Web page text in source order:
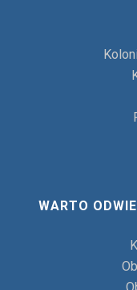
WARTO